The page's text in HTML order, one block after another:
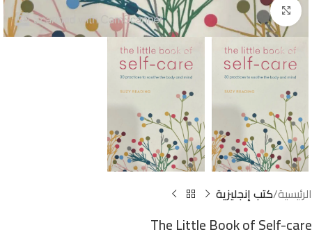
Click to enlarge
الرئيسية كتب إنجليزية
The Little Book of Self-care